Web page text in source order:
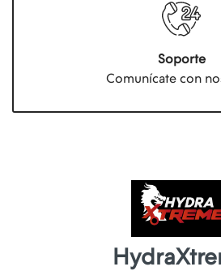
Soporte
Comunícate con